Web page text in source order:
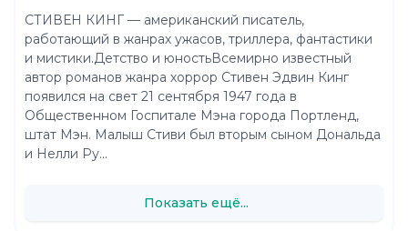
СТИВЕН КИНГ — американский писатель,
работающий в жанрах ужасов, триллера, фантастики
и мистики.Детство и юностьВсемирно известный
автор романов жанра хоррор Стивен Эдвин Кинг
появился на свет 21 сентября 1947 года в
Общественном Госпитале Мэна города Портленд,
штат Мэн. Малыш Стиви был вторым сыном Дональда
и Нелли Ру...
Показать ещё...